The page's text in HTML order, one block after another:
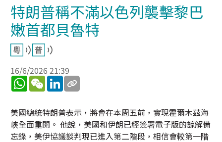
特朗普稱不滿以色列襲擊黎巴
嫩首都貝魯特
16/6/2026 21:39
WhatsApp
WeChatLinkedIn
美國總統特朗普表示，將會在本周五前，實現霍爾木茲海
峽全面重開。 他說，美國和伊朗已經簽署電子版的諒解備
忘錄，美伊協議談判現已進入第二階段，相信會較第一階